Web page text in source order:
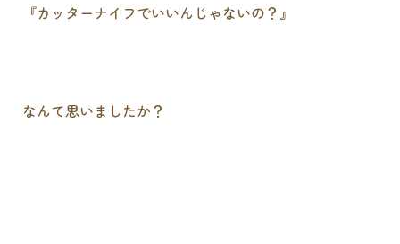
『カッターナイフでいいんじゃないの？』
なんて思いましたか？